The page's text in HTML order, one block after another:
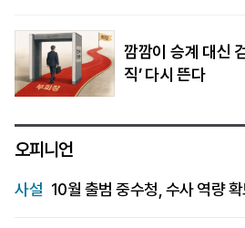
깜깜이 승계 대신
직’ 다시 뜬다
오피니언
사설 10월 출범 중수청, 수사 역량